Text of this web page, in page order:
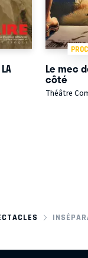
Le mec
côté
Théâtre